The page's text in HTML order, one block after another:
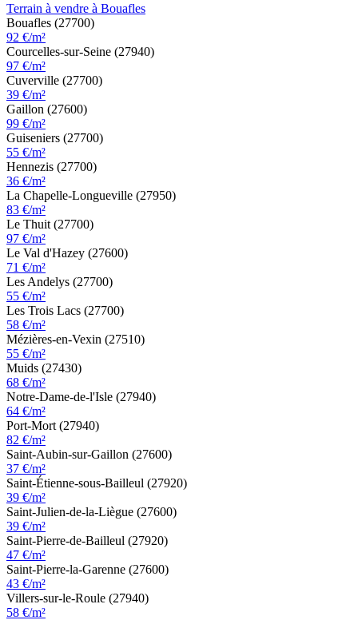
Terrain à vendre à Bouafles
Bouafles (27700)
92 €/m²
Courcelles-sur-Seine (27940)
97 €/m²
Cuverville (27700)
39 €/m²
Gaillon (27600)
99 €/m²
Guiseniers (27700)
55 €/m²
Hennezis (27700)
36 €/m²
La Chapelle-Longueville (27950)
83 €/m²
Le Thuit (27700)
97 €/m²
Le Val d'Hazey (27600)
71 €/m²
Les Andelys (27700)
55 €/m²
Les Trois Lacs (27700)
58 €/m²
Mézières-en-Vexin (27510)
55 €/m²
Muids (27430)
68 €/m²
Notre-Dame-de-l'Isle (27940)
64 €/m²
Port-Mort (27940)
82 €/m²
Saint-Aubin-sur-Gaillon (27600)
37 €/m²
Saint-Étienne-sous-Bailleul (27920)
39 €/m²
Saint-Julien-de-la-Liègue (27600)
39 €/m²
Saint-Pierre-de-Bailleul (27920)
47 €/m²
Saint-Pierre-la-Garenne (27600)
43 €/m²
Villers-sur-le-Roule (27940)
58 €/m²